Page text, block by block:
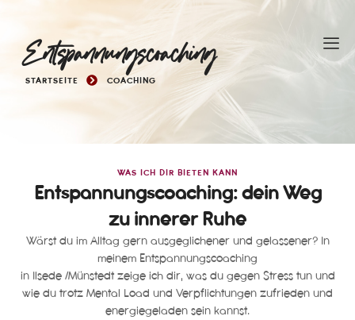
Entspannungscoaching
STARTSEITE COACHING
WAS ICH DIR BIETEN KANN
Entspannungscoaching: dein Weg
zu innerer Ruhe
Wärst du im Alltag gern ausgeglichener und gelassener? In
meinem Entspannungscoaching
in Ilsede /Münstedt zeige ich dir, was du gegen Stress tun und
wie du trotz Mental Load und Verpflichtungen zufrieden und
energiegeladen sein kannst.